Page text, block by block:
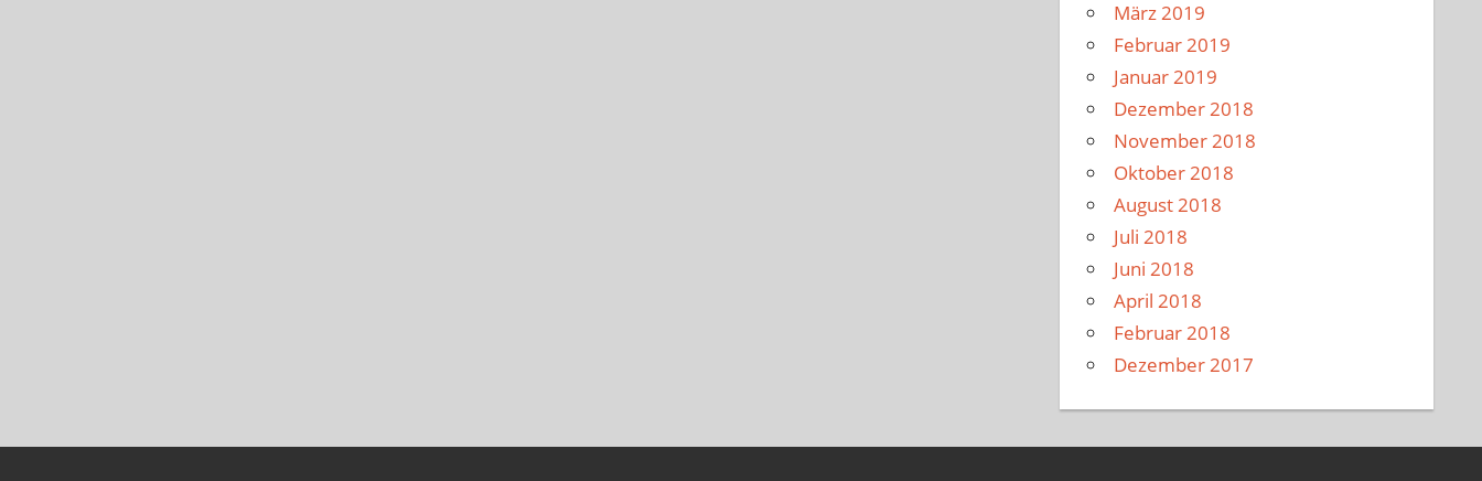
März 2019
Februar 2019
Januar 2019
Dezember 2018
November 2018
Oktober 2018
August 2018
Juli 2018
Juni 2018
April 2018
Februar 2018
Dezember 2017